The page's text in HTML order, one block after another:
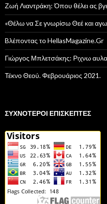
Ζωή Λιαντράκη: Όπου θέλει ας
«Θέλω να Σε γνωρίσω Θεέ και
Bλέποντας το HellasMagazine.Gr
Γιώργος Μπλετσάκης: Ριχνω
Τέκνο Θεού. Φεβρουάριος 2021.
ΣΥΧΝΌΤΕΡΟΙ ΕΠΙΣΚΈΠΤΕΣ